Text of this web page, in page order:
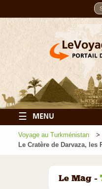
☰ MENU
Voyage au Turkménistan
Le Cratère de Darvaza, les
Le Mag -